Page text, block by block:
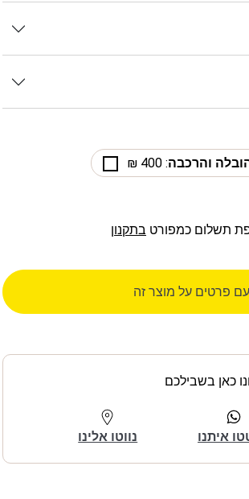
והרכבה: 400 ₪
תשלום כמפורט בתקנון
עם פרטים על מוצר זה
כאן בשבילכם
איתנו נווטו אלינו